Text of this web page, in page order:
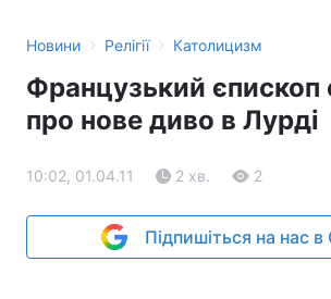
Новини › Релігії › Католицизм
Французький єпископ
про нове диво в Лурді
10:02, 01.04.11 2 хв. 2
Підпишіться на нас в